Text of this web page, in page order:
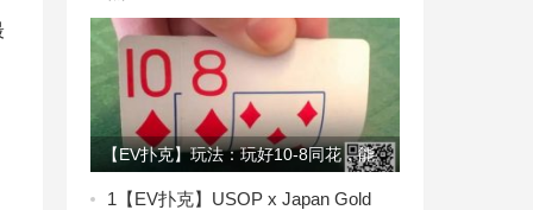
【EV扑克】玩法：玩好10-8同花，能
让你赢不少
1 【EV扑克】USOP x Japan Gold